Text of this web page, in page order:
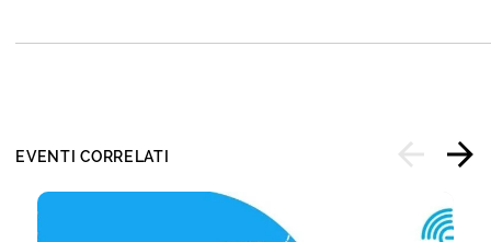
EVENTI CORRELATI